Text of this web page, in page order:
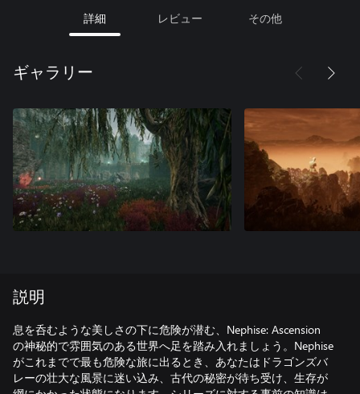
詳細 レビュー その他
ギャラリー
説明
息を呑むような美しさの下に危険が潜む、Nephise: Ascension
の神秘的で雰囲気のある世界へ足を踏み入れましょう。Nephise
がこれまでで最も危険な旅に出るとき、あなたはドラゴンズバ
レーの壮大な風景に迷い込み、古代の秘密が待ち受け、生存が